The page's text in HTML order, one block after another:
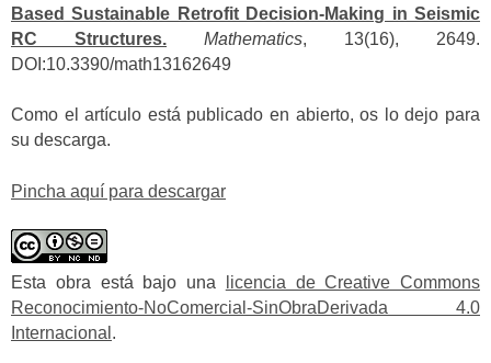
Based Sustainable Retrofit Decision-Making in Seismic
RC Structures.
Mathematics, 13(16), 2649.
DOI:10.3390/math13162649
Como el artículo está publicado en abierto, os lo dejo para
su descarga.
Pincha aquí para descargar
Esta obra está bajo una
licencia de Creative Commons
Reconocimiento-NoComercial-SinObraDerivada 4.0
Internacional .